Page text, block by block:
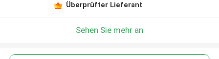
Überprüfter Lieferant
Sehen Sie mehr an